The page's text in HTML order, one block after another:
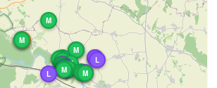
L
MM
L
M
M
L
M
M
M
M
M
M
M
M
L
L
M
M
M
M
M
L
L
M
M
T
L M
M
M M